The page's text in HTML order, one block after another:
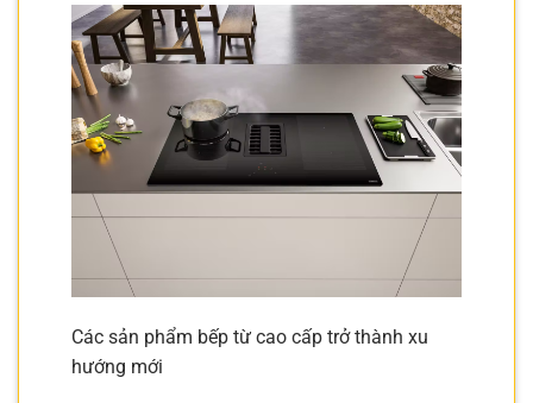
Các sản phẩm bếp từ cao cấp trở thành xu
hướng mới